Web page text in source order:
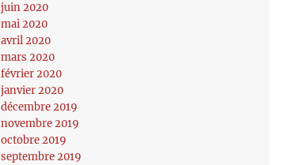
juin 2020
mai 2020
avril 2020
mars 2020
février 2020
janvier 2020
décembre 2019
novembre 2019
octobre 2019
septembre 2019